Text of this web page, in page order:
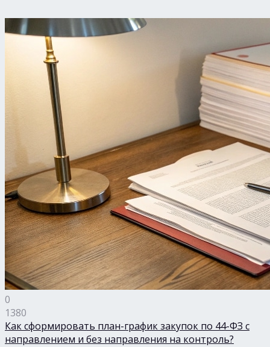
0
1380
Как сформировать план-график закупок по 44-ФЗ с
направлением и без направления на контроль?